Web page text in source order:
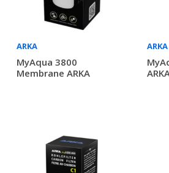
ARKA
MyAqua 3800
Membrane ARKA
ARKA